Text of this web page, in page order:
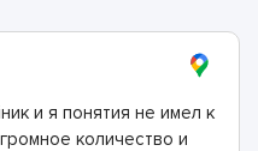
и я понятия не имел к
количество и